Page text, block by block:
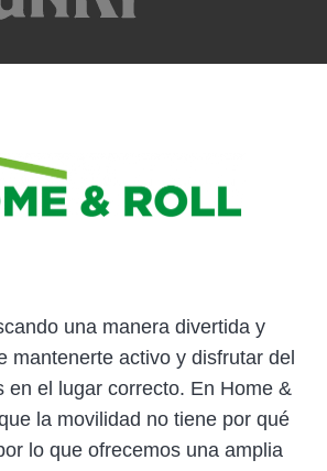
una manera divertida y
mantenerte activo y disfrutar del
en el lugar correcto. En Home &
la movilidad no tiene por qué
lo que ofrecemos una amplia